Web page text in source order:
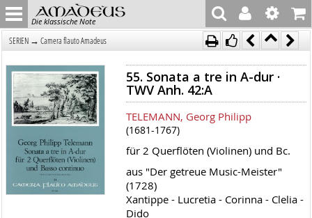
Die klassische Note
SERIEN → Camera flauto Amadeus
55. Sonata a tre in A-dur ·
TWV Anh. 42:A
TELEMANN, Georg Philipp
(1681-1767)
für 2 Querflöten (Violinen) und Bc.
aus "Der getreue Music-Meister"
(1728)
Xantippe - Lucretia - Corinna - Clelia -
Dido